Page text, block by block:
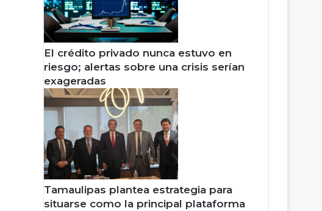
El crédito privado nunca estuvo en
riesgo; alertas sobre una crisis serían
exageradas
Tamaulipas plantea estrategia para
situarse como la principal plataforma